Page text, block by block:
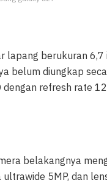
lapang berukuran 6,7
belum diungkap
refresh rate
belakangnya
5MP, dan